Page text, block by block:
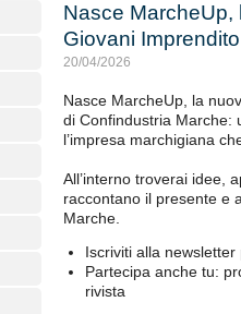
Nasce MarcheUp,
Giovani
20/04/2026
Nasce MarcheUp, la
di Confindustria Marche:
l’impresa marchigiana
All’interno troverai idee,
raccontano il presente e
Marche.
Iscriviti alla
Partecipa anche tu:
rivista